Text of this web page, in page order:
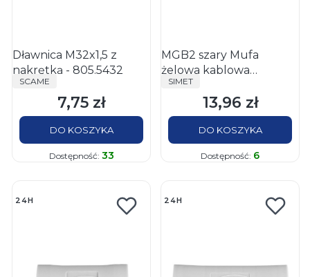
Dławnica M32x1,5 z
nakrętką - 805.5432
PRODUCENT
SCAME
Cena
7,75 zł
DO KOSZYKA
Dostępność: 33
MGB2 szary Mufa
żelowa kablowa
2x2,5mm2
PRODUCENT
SIMET
Cena
13,96 zł
DO KOSZYKA
Dostępność: 6
24H 24H